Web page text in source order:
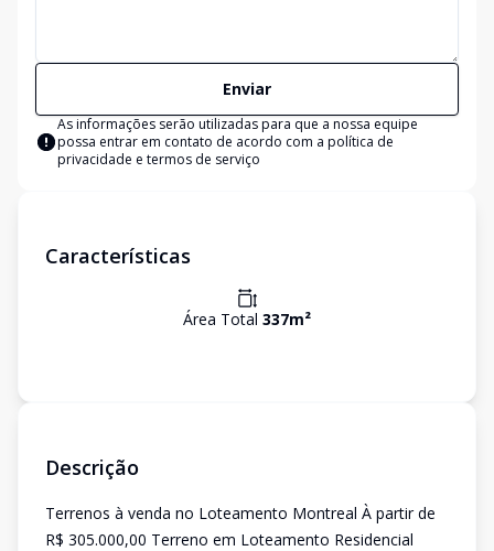
Enviar
As informações serão utilizadas para que a nossa equipe
possa entrar em contato de acordo com a política de
privacidade e termos de serviço
Características
Área Total 337m²
Descrição
Terrenos à venda no Loteamento Montreal À partir de
R$ 305.000,00 Terreno em Loteamento Residencial